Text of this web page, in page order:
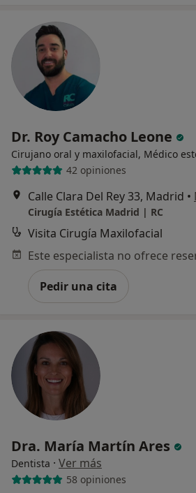
Dr. Roy Camacho Leone
Cirujano oral y maxilofacial, Médico
42 opiniones
Calle Clara Del Rey 33, Madrid •
Cirugía Estética Madrid | RC
Visita Cirugía Maxilofacial
Pedir una cita
Dra. María Martín Ares
Dentista · Ver más
58 opiniones